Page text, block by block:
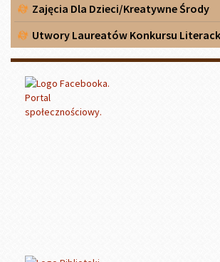
Zajęcia Dla Dzieci/Kreatywne Środy
Utwory Laureatów Konkursu